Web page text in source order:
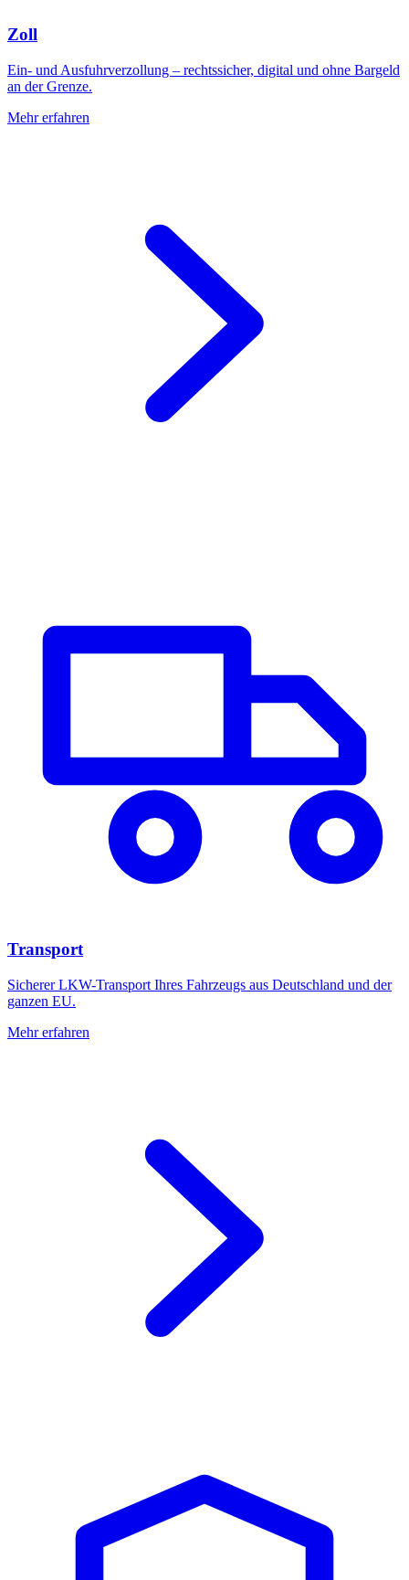
Zoll
Ein- und Ausfuhrverzollung – rechtssicher, digital und ohne Bargeld
an der Grenze.
Mehr erfahren
Transport
Sicherer LKW-Transport Ihres Fahrzeugs aus Deutschland und der
ganzen EU.
Mehr erfahren